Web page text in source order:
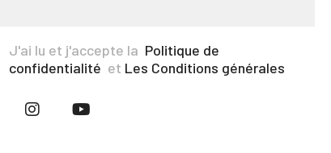
J'ai lu et j'accepte la Politique de
confidentialité et Les Conditions générales